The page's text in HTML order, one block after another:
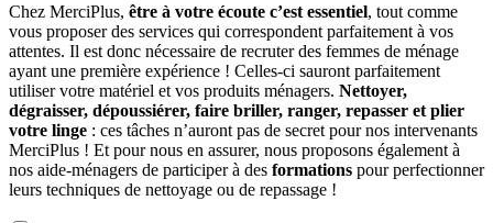
Chez MerciPlus, être à votre écoute c’est essentiel, tout comme
vous proposer des services qui correspondent parfaitement à vos
attentes. Il est donc nécessaire de recruter des femmes de ménage
ayant une première expérience ! Celles-ci sauront parfaitement
utiliser votre matériel et vos produits ménagers. Nettoyer,
dégraisser, dépoussiérer, faire briller, ranger, repasser et plier
votre linge : ces tâches n’auront pas de secret pour nos intervenants
MerciPlus ! Et pour nous en assurer, nous proposons également à
nos aide-ménagers de participer à des formations pour perfectionner
leurs techniques de nettoyage ou de repassage !